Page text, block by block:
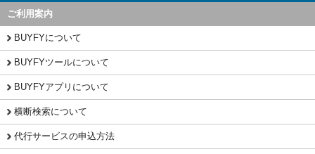
ご利用案内
BUYFYについて
BUYFYツールについて
BUYFYアプリについて
横断検索について
代行サービスの申込方法